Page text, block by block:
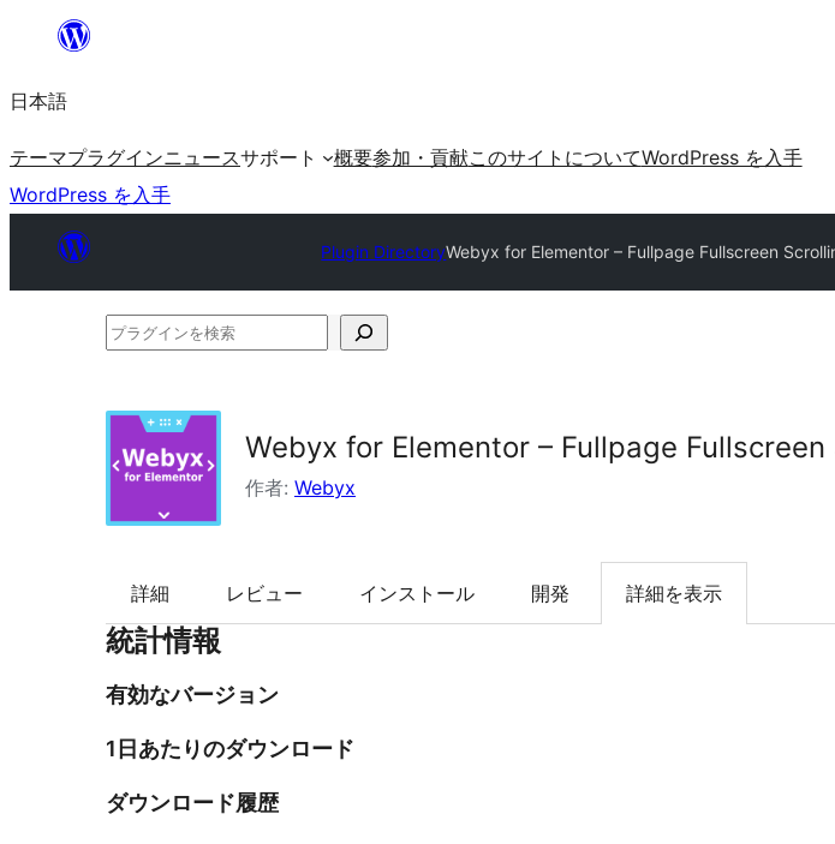
を
ッ
日本語
テーマプラグインニュースサポート 概要参加・貢献このサイトについてWordPress を入手
WordPress を入手
Plugin DirectoryWebyx for Elementor – Fullpage Fullscreen
プ
ン
Webyx for Elementor – Fullpage
作者: Webyx
詳細 レビュー インストール 開発 詳細を表示
統計情報
有効なバージョン
1日あたりのダウンロード
ダウンロード履歴